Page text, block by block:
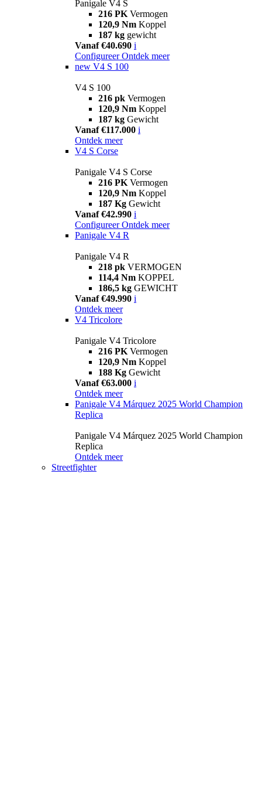
Panigale V4 S
216 PK Vermogen
120,9 Nm Koppel
187 kg gewicht
Vanaf €40.690 i
Configureer Ontdek meer
new V4 S 100
V4 S 100
216 pk Vermogen
120,9 Nm Koppel
187 kg Gewicht
Vanaf €117.000 i
Ontdek meer
V4 S Corse
Panigale V4 S Corse
216 PK Vermogen
120,9 Nm Koppel
187 Kg Gewicht
Vanaf €42.990 i
Configureer Ontdek meer
Panigale V4 R
Panigale V4 R
218 pk VERMOGEN
114,4 Nm KOPPEL
186,5 kg GEWICHT
Vanaf €49.990 i
Ontdek meer
V4 Tricolore
Panigale V4 Tricolore
216 PK Vermogen
120,9 Nm Koppel
188 Kg Gewicht
Vanaf €63.000 i
Ontdek meer
Panigale V4 Márquez 2025 World Champion
Replica
Panigale V4 Márquez 2025 World Champion
Replica
Ontdek meer
Streetfighter